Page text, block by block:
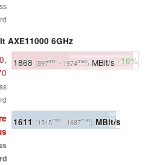
AXE11000 6GHz
1868 (897min - 1974max) MBit/s+16%
1611 (1515min - 1687max) MBit/s